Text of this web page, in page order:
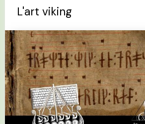
L'art viking